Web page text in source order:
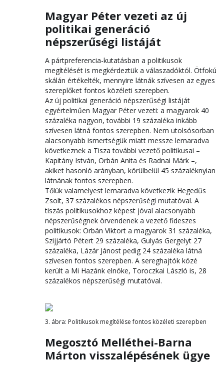
Magyar Péter vezeti az új
politikai generáció
népszerűségi listáját
A pártpreferencia-kutatásban a politikusok
megítélését is megkérdeztük a válaszadóktól. Ötfokú
skálán értékelték, mennyire látnák szívesen az egyes
szereplőket fontos közéleti szerepben.
Az új politikai generáció népszerűségi listáját
egyértelműen Magyar Péter vezeti: a magyarok 40
százaléka nagyon, további 19 százaléka inkább
szívesen látná fontos szerepben. Nem utolsósorban
alacsonyabb ismertségük miatt messze lemaradva
következnek a Tisza további vezető politikusai –
Kapitány István, Orbán Anita és Radnai Márk –,
akiket hasonló arányban, körülbelül 45 százaléknyian
látnának fontos szerepben.
Tőlük valamelyest lemaradva következik Hegedűs
Zsolt, 37 százalékos népszerűségi mutatóval. A
tiszás politikusokhoz képest jóval alacsonyabb
népszerűségnek örvendenek a vezető fideszes
politikusok: Orbán Viktort a magyarok 31 százaléka,
Szijjártó Pétert 29 százaléka, Gulyás Gergelyt 27
százaléka, Lázár Jánost pedig 24 százaléka látná
szívesen fontos szerepben. A sereghajtók közé
került a Mi Hazánk elnöke, Toroczkai László is, 28
százalékos népszerűségi mutatóval.
3. ábra: Politikusok megítélése fontos közéleti szerepben
Megosztó Melléthei-Barna
Márton visszalépésének ügye